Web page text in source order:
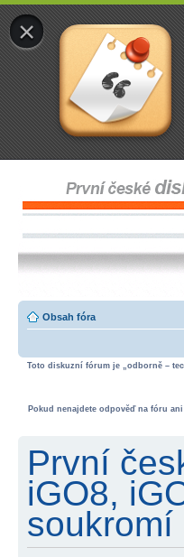
×
Obsah fóra
Toto diskuzní fórum je „odborně –
Pokud nenajdete odpověď na fóru ani
První
iGO8,
soukromí